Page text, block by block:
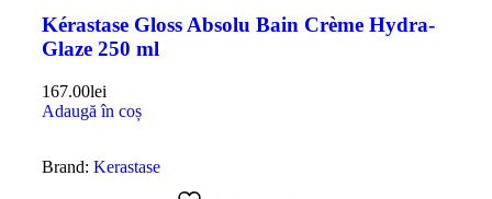
Kérastase Gloss Absolu Bain Crème Hydra-
Glaze 250 ml
167.00lei
Adaugă în coș
Brand: Kerastase